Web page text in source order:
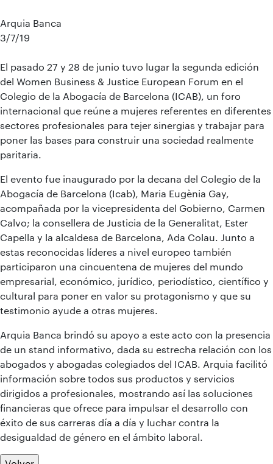
Arquia Banca
3/7/19
El pasado 27 y 28 de junio tuvo lugar la segunda edición
del Women Business & Justice European Forum en el
Colegio de la Abogacía de Barcelona (ICAB), un foro
internacional que reúne a mujeres referentes en diferentes
sectores profesionales para tejer sinergias y trabajar para
poner las bases para construir una sociedad realmente
paritaria.
El evento fue inaugurado por la decana del Colegio de la
Abogacía de Barcelona (Icab), Maria Eugènia Gay,
acompañada por la vicepresidenta del Gobierno, Carmen
Calvo; la consellera de Justicia de la Generalitat, Ester
Capella y la alcaldesa de Barcelona, Ada Colau. Junto a
estas reconocidas líderes a nivel europeo también
participaron una cincuentena de mujeres del mundo
empresarial, económico, jurídico, periodístico, científico y
cultural para poner en valor su protagonismo y que su
testimonio ayude a otras mujeres.
Arquia Banca brindó su apoyo a este acto con la presencia
de un stand informativo, dada su estrecha relación con los
abogados y abogadas colegiados del ICAB. Arquia facilitó
información sobre todos sus productos y servicios
dirigidos a profesionales, mostrando así las soluciones
financieras que ofrece para impulsar el desarrollo con
éxito de sus carreras día a día y luchar contra la
desigualdad de género en el ámbito laboral.